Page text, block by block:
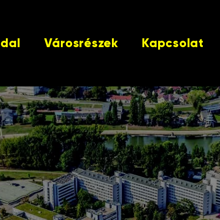
Városrészek Kapcsolat